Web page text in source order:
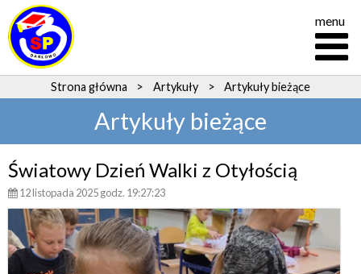
menu
Strona główna > Artykuły > Artykuły bieżące
Artykuły bieżące
Światowy Dzień Walki z Otyłością
12 listopada 2025 godz. 19:27:23